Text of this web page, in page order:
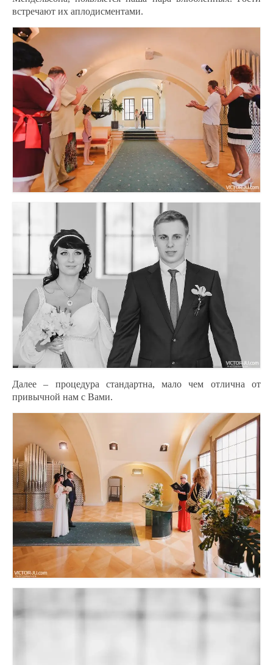
встречают их аплодисментами.
Далее – процедура стандартна, мало чем отлична от
привычной нам с Вами.